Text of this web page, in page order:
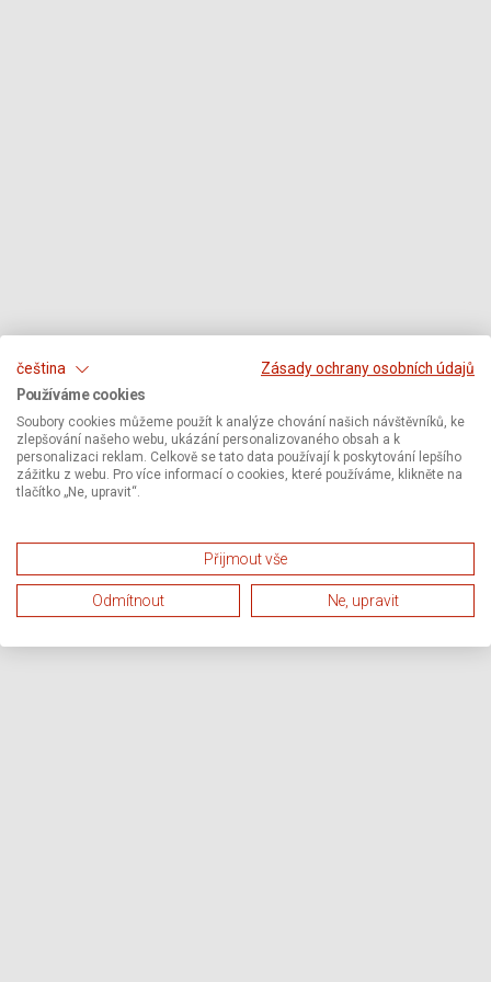
čeština
Zásady ochrany osobních údajů
Používáme cookies
Soubory cookies můžeme použít k analýze chování našich návštěvníků, ke
zlepšování našeho webu, ukázání personalizovaného obsah a k
personalizaci reklam. Celkově se tato data používají k poskytování lepšího
zážitku z webu. Pro více informací o cookies, které používáme, klikněte na
tlačítko „Ne, upravit“.
Přijmout vše
Odmítnout Ne, upravit